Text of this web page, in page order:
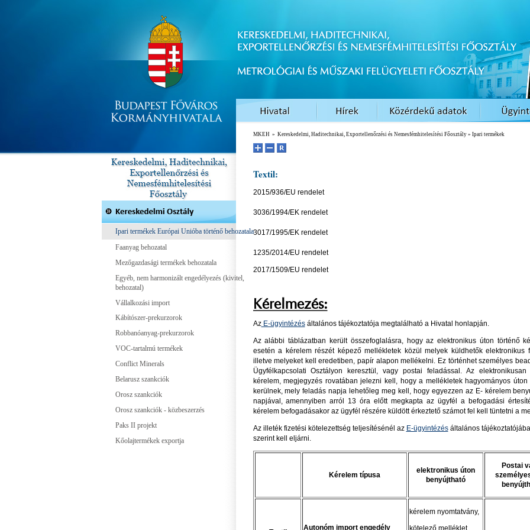
Ipari termékek Európai Unióba történő behozatala
Faanyag behozatal
Mezőgazdasági termékek behozatala
Egyéb, nem harmonizált engedélyezés (kivitel,
behozatal)
Vállalkozási import
Kábítószer-prekurzorok
Robbanóanyag-prekurzorok
VOC-tartalmú termékek
Conflict Minerals
Belarusz szankciók
Orosz szankciók
Orosz szankciók - közbeszerzés
Paks II projekt
Kőolajtermékek exportja
MKEH » Kereskedelmi, Haditechnikai, Exportellenőrzési és Nemesfémhitelesítési Főosztály» Ipari termékek
Textil:
2015/936/EU rendelet
3036/1994/EK rendelet
3017/1995/EK rendelet
1235/2014/EU rendelet
2017/1509/EU rendelet
Kérelmezés:
AzE-ügyintézésáltalános tájékoztatója megtalálható a Hivatal honlapján.
Az alábbi táblázatban került összefoglalásra, hogy az elektronikus úton történő
esetén a kérelem részét képező mellékletek közül melyek küldhetők elektronikus
illetve melyeket kell eredetiben, papír alapon mellékelni. Ez történhet személyes
Ügyfélkapcsolati Osztályon keresztül, vagy postai feladással. Az elektronikusan
kérelem, megjegyzés rovatában jelezni kell, hogy a mellékletek hagyományos úton
kerülnek, mely feladás napja lehetőleg meg kell, hogy egyezzen az E- kérelem
napjával, amennyiben arról 13 óra előtt megkapta az ügyfél a befogadási
kérelem befogadásakor az ügyfél részére küldött érkeztető számot fel kell tüntetni a
Az illeték fizetési kötelezettség teljesítésénél az E-ügyintézésáltalános
szerint kell eljárni.
Kérelem típusa
elektronikus úton
benyújtható
Postai
Autonóm import engedély
kérelem nyomtatvány,
kötelező melléklet